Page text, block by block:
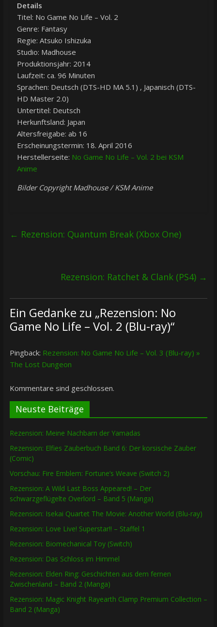
Details
Titel: No Game No Life – Vol. 2
Genre: Fantasy
Regie: Atsuko Ishizuka
Studio: Madhouse
Produktionsjahr: 2014
Laufzeit: ca. 96 Minuten
Sprachen: Deutsch (DTS-HD MA 5.1) , Japanisch (DTS-
HD Master 2.0)
Untertitel: Deutsch
Herkunftsland: Japan
Altersfreigabe: ab 16
Erscheinungstermin: 18. April 2016
Herstellerseite: No Game No Life – Vol. 2 bei KSM
Anime
Bilder Copyright Madhouse / KSM Anime
← Rezension: Quantum Break (Xbox One)
Rezension: Ratchet & Clank (PS4) →
Ein Gedanke zu „Rezension: No
Game No Life – Vol. 2 (Blu-ray)“
Pingback: Rezension: No Game No Life – Vol. 3 (Blu-ray) »
The Lost Dungeon
Kommentare sind geschlossen.
Neuste Beiträge
Rezension: Meine Nachbarn der Yamadas
Rezension: Elfies Zauberbuch Band 6: Der korsische Zauber
(Comic)
Vorschau: Fire Emblem: Fortune’s Weave (Switch 2)
Rezension: A Wild Last Boss Appeared! – Der
schwarzgeflügelte Overlord – Band 5 (Manga)
Rezension: Isekai Quartet The Movie: Another World (Blu-ray)
Rezension: Love Live! Superstar!! – Staffel 1
Rezension: Biomechanical Toy (Switch)
Rezension: Das Schloss im Himmel
Rezension: Elden Ring: Geschichten aus dem fernen
Zwischenland – Band 2 (Manga)
Rezension: Magic Knight Rayearth Clamp Premium Collection –
Band 2 (Manga)